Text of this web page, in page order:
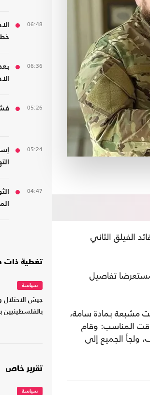
الفيلق الثاني
مستعرضا تفاصيل
أنها كانت مشبعة بمادة سامة،
المناسب: وقام
الجميع إلى
06:48
06:36
05:26
05:24
04:47
تغطية ذات
سياسة
جيش الاحتلال
بالفلسطينيين
تقرير خاص
سياسة